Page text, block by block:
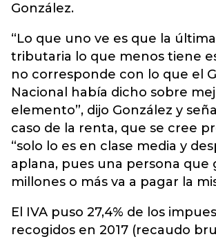
González.
“Lo que uno ve es que la
tributaria lo que menos tiene
no corresponde con lo que el
Nacional había dicho sobre
elemento”, dijo González y
caso de la renta, que se cree
“solo lo es en clase media y
aplana, pues una persona que
millones o más va a pagar la
El IVA puso 27,4% de los
recogidos en 2017 (recaudo